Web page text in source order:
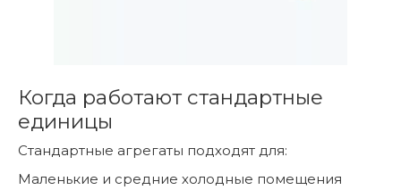
Когда работают стандартные
единицы
Стандартные агрегаты подходят для:
Маленькие и средние холодные помещения